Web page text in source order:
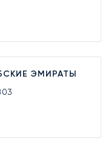
ЭМИРАТЫ